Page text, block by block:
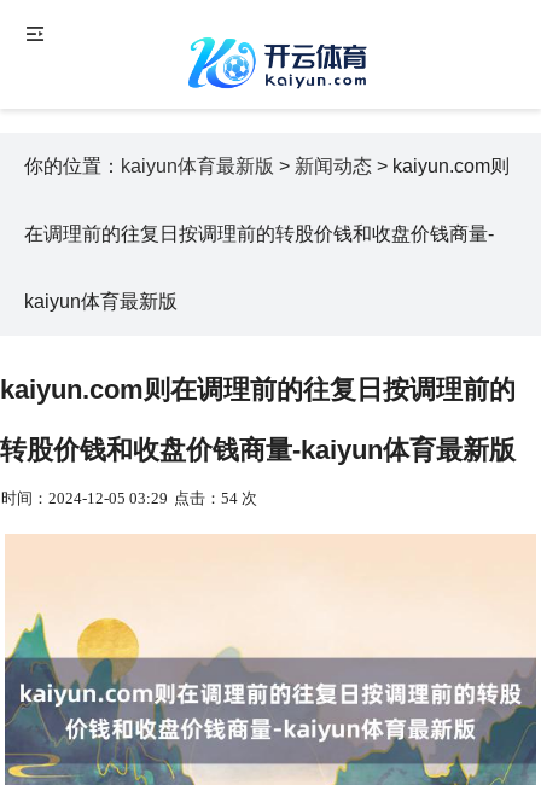
你的位置： kaiyun体育最新版 > 新闻动态 > kaiyun.com则
在调理前的往复日按调理前的转股价钱和收盘价钱商量-
kaiyun体育最新版
kaiyun.com则在调理前的往复日按调理前的
转股价钱和收盘价钱商量-kaiyun体育最新版
时间：2024-12-05 03:29 点击：54 次